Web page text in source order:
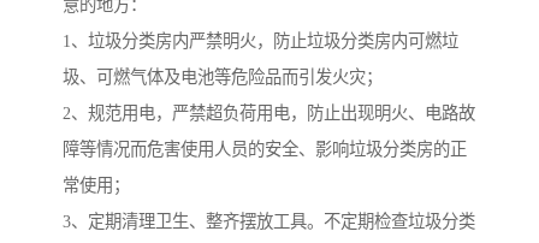
意的地方：
1、垃圾分类房内严禁明火，防止垃圾分类房内可燃垃
圾、可燃气体及电池等危险品而引发火灾；
2、规范用电，严禁超负荷用电，防止出现明火、电路故
障等情况而危害使用人员的安全、影响垃圾分类房的正
常使用；
3、定期清理卫生、整齐摆放工具。不定期检查垃圾分类